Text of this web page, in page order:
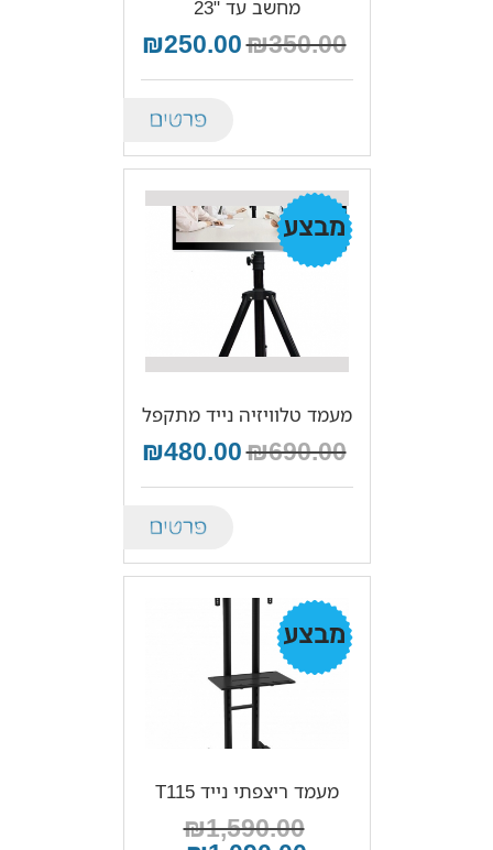
מחשב עד "23
₪350.00
₪250.00
מעמד טלוויזיה נייד מתקפל
₪690.00
₪480.00
מעמד ריצפתי נייד T115
₪1,590.00